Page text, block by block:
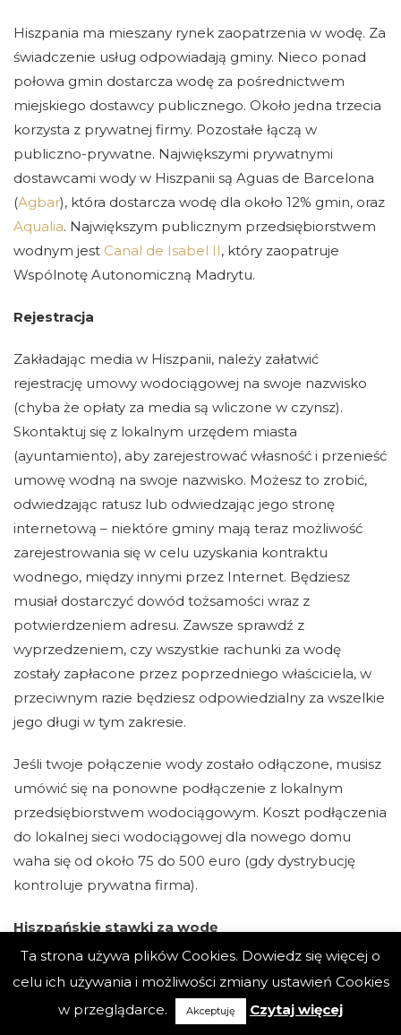
Hiszpania ma mieszany rynek zaopatrzenia w wodę. Za
świadczenie usług odpowiadają gminy. Nieco ponad
połowa gmin dostarcza wodę za pośrednictwem
miejskiego dostawcy publicznego. Około jedna trzecia
korzysta z prywatnej firmy. Pozostałe łączą w
publiczno-prywatne. Największymi prywatnymi
dostawcami wody w Hiszpanii są Aguas de Barcelona
(Agbar), która dostarcza wodę dla około 12% gmin, oraz
Aqualia. Największym publicznym przedsiębiorstwem
wodnym jest Canal de Isabel II, który zaopatruje
Wspólnotę Autonomiczną Madrytu.
Rejestracja
Zakładając media w Hiszpanii, należy załatwić
rejestrację umowy wodociągowej na swoje nazwisko
(chyba że opłaty za media są wliczone w czynsz).
Skontaktuj się z lokalnym urzędem miasta
(ayuntamiento), aby zarejestrować własność i przenieść
umowę wodną na swoje nazwisko. Możesz to zrobić,
odwiedzając ratusz lub odwiedzając jego stronę
internetową – niektóre gminy mają teraz możliwość
zarejestrowania się w celu uzyskania kontraktu
wodnego, między innymi przez Internet. Będziesz
musiał dostarczyć dowód tożsamości wraz z
potwierdzeniem adresu. Zawsze sprawdź z
wyprzedzeniem, czy wszystkie rachunki za wodę
zostały zapłacone przez poprzedniego właściciela, w
przeciwnym razie będziesz odpowiedzialny za wszelkie
jego długi w tym zakresie.
Jeśli twoje połączenie wody zostało odłączone, musisz
umówić się na ponowne podłączenie z lokalnym
przedsiębiorstwem wodociągowym. Koszt podłączenia
do lokalnej sieci wodociągowej dla nowego domu
waha się od około 75 do 500 euro (gdy dystrybucję
kontroluje prywatna firma).
Hiszpańskie stawki za wodę
Średnia taryfa za zaopatrzenie w wodę i urządzenia
sanitarne dla mieszkańców Hiszpanii wynosi około 1,50
EUR / m , czyli poniżej średniej UE. Między miastami i
Ta strona używa plików Cookies. Dowiedz się więcej o
celu ich używania i możliwości zmiany ustawień Cookies
w przeglądarce.
Akceptuję Czytaj więcej